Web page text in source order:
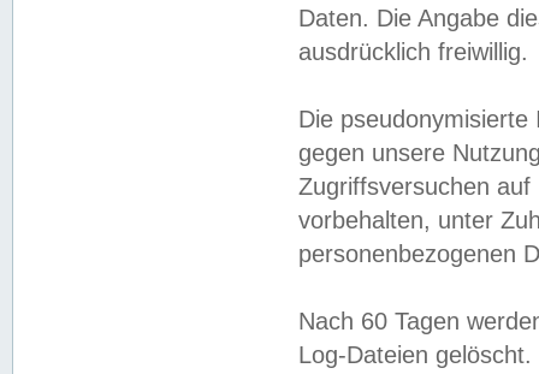
Daten. Die Angabe
ausdrücklich freiwillig.
Die
gegen unsere
Zugriffsversuchen
vorbehalten, unter
personenbezogenen
Nach 60 Tagen
Log-Dateien